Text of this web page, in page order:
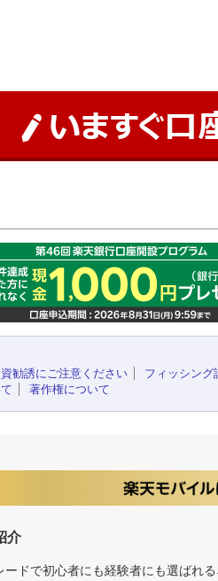
勧誘にご注意ください
フィッシング
著作権について
介
ドで初心者にも経験者にも選ばれ